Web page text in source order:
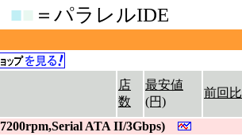
■ ＝パラレルIDE
店
数
最安値
(円)
前回比
ATA II/3Gbps)